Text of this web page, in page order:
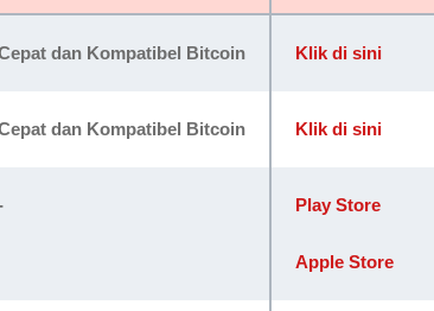
dan Kompatibel Bitcoin Klik di sini
dan Kompatibel Bitcoin Klik di sini
Play Store
Apple Store